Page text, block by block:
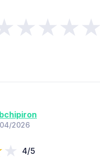
2026
4/5